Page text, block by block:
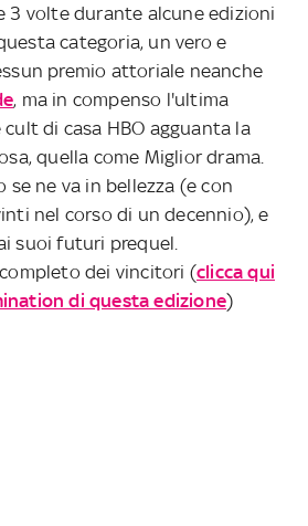
3 volte durante alcune edizioni
categoria, un vero e
premio attoriale neanche
, ma in compenso l'ultima
di casa HBO agguanta la
quella come Miglior drama.
ne va in bellezza (e con
nel corso di un decennio), e
suoi futuri prequel.
completo dei vincitori (clicca qui
di questa edizione)